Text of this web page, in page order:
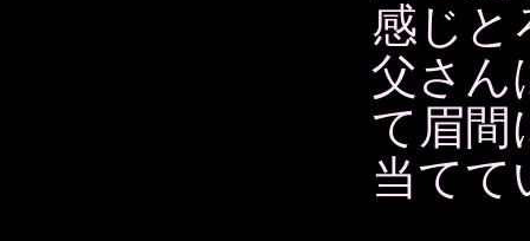
感じと
父さん
て眉間
当てて